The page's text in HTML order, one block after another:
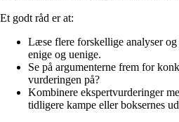
Et godt råd er at:
Læse flere forskellige analyser
enige og uenige.
Se på argumenterne frem for
vurderingen på?
Kombinere ekspertvurderinger
tidligere kampe eller boksernes